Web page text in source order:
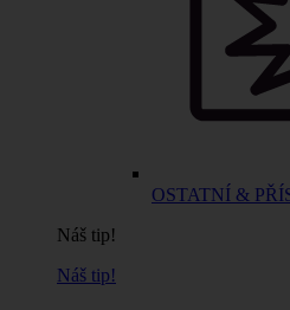
OSTATNÍ &
Náš tip!
Náš tip!